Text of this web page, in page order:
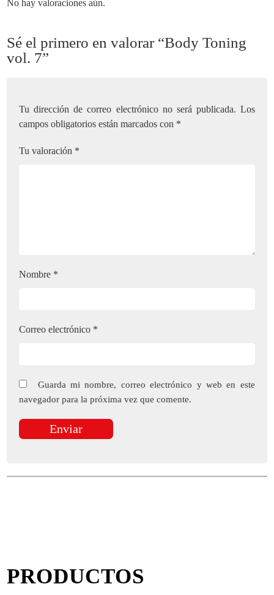
No hay valoraciones aún.
Sé el primero en valorar “Body Toning
vol. 7”
Tu dirección de correo electrónico no será publicada. Los
campos obligatorios están marcados con *
Tu valoración *
Nombre *
Correo electrónico *
Guarda mi nombre, correo electrónico y web en este
navegador para la próxima vez que comente.
PRODUCTOS